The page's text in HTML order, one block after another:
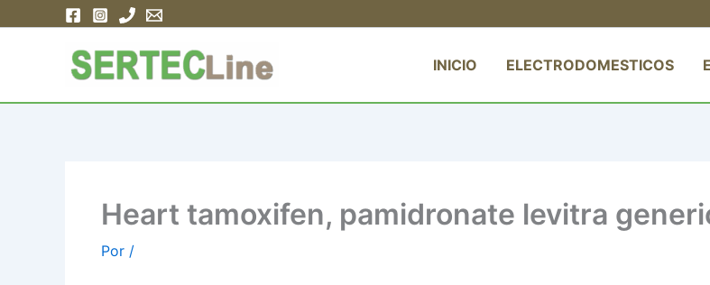
INICIO ELECTRODOMESTICOS
Heart tamoxifen, pamidronate levitra
Por /